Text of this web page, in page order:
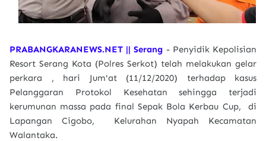
PRABANGKARANEWS.NET || Serang - Penyidik Kepolisian
Resort Serang Kota (Polres Serkot) telah melakukan gelar
perkara , hari Jum'at (11/12/2020) terhadap kasus
Pelanggaran Protokol Kesehatan sehingga terjadi
kerumunan massa pada final Sepak Bola Kerbau Cup, di
Lapangan Cigobo, Kelurahan Nyapah Kecamatan
Walantaka.